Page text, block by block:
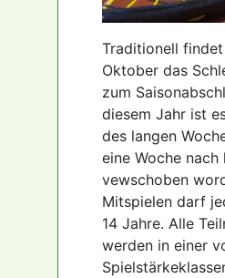
Traditionell
Oktober das
zum
diesem Jahr ist
des langen
eine Woche nach
vewschoben
Mitspielen darf
14 Jahre. Alle
werden in einer